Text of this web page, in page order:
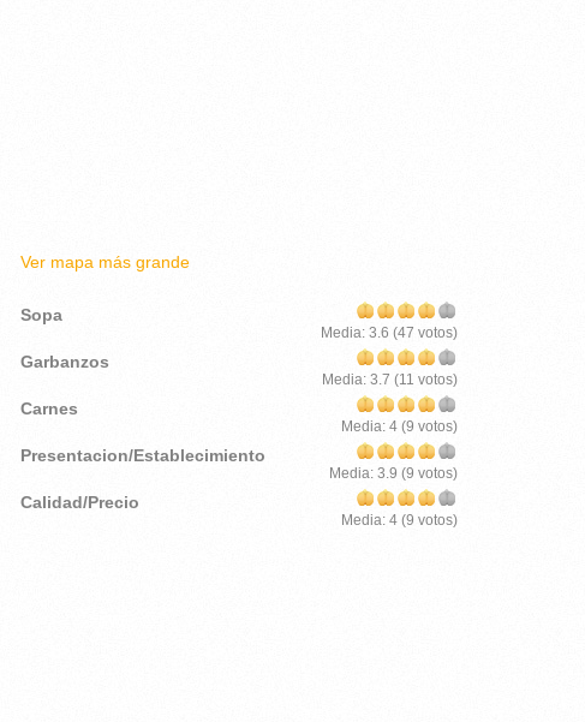
Ver mapa más grande
Sopa
Media: 3.6 (47 votos)
Garbanzos
Media: 3.7 (11 votos)
Carnes
Media: 4 (9 votos)
Presentacion/Establecimiento
Media: 3.9 (9 votos)
Calidad/Precio
Media: 4 (9 votos)